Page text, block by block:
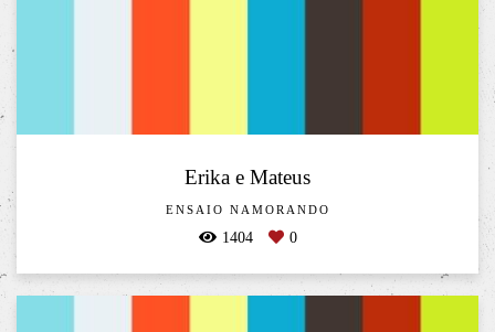
Erika e Mateus
ENSAIO NAMORANDO
1404 0